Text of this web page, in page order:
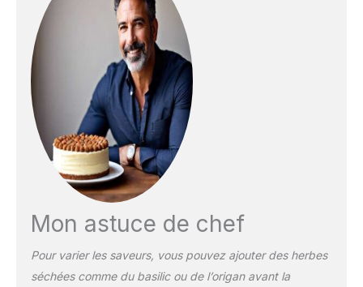
Mon astuce de chef
Pour varier les saveurs, vous pouvez ajouter des herbes
séchées comme du basilic ou de l’origan avant la